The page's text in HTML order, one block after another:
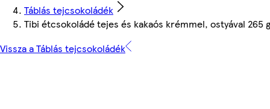
Táblás tejcsokoládék
Tibi étcsokoládé tejes és kakaós krémmel, ostyával 265 g
Vissza a Táblás tejcsokoládék